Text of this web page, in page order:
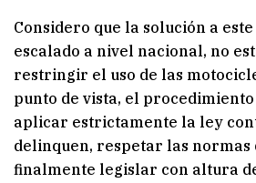
Considero que la solución a
escalado a nivel nacional, no
restringir el uso de las
punto de vista, el procedimiento
aplicar estrictamente la ley
delinquen, respetar las normas
finalmente legislar con altura